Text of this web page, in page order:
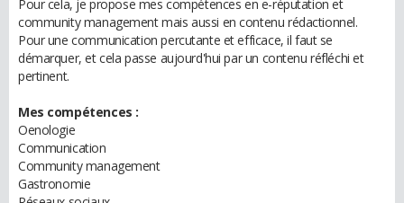
Pour cela, je propose mes compétences en e-réputation et
community management mais aussi en contenu rédactionnel.
Pour une communication percutante et efficace, il faut se
démarquer, et cela passe aujourd'hui par un contenu réfléchi et
pertinent.
Mes compétences :
Oenologie
Communication
Community management
Gastronomie